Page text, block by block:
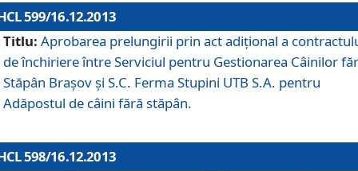
599/16.12.2013
Titlu: Aprobarea prelungirii prin act adiţional a
de închiriere între Serviciul pentru Gestionarea Câinilor
Stăpân Braşov şi S.C. Ferma Stupini UTB S.A. pentru
Adăpostul de câini fără stăpân.
598/16.12.2013